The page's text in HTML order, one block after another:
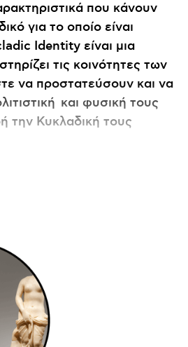
που κάνουν
για το οποίο είναι
Identity είναι μια
τις κοινότητες των
να προστατεύσουν και να
και φυσική τους
την Κυκλαδική τους